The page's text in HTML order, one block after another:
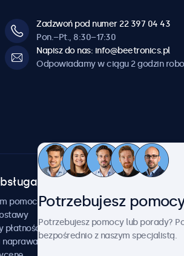
Zadzwoń pod numer 22 397 04 43
Pon.–Pt., 8:30–17:30
Napisz do nas: info@beetronics.pl
Odpowiadamy w ciągu 2 godzin
klienta
pomocy
płatności
naprawa
Beetronics
Przykłady
Aktualności i
Potrzebujesz
Potrzebujesz pomocy lub porady?
bezpośrednio z naszym specjalistą.